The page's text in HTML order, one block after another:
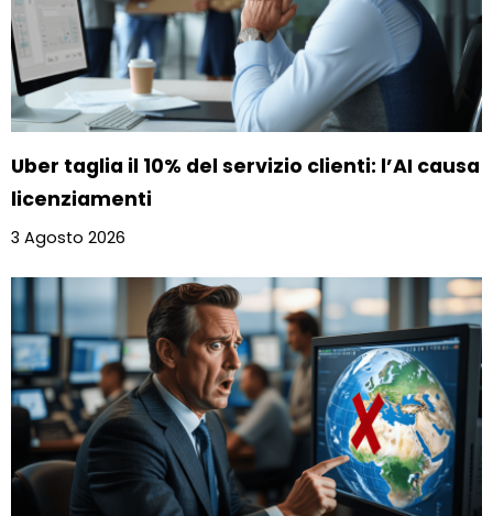
Uber taglia il 10% del servizio clienti: l’AI causa
licenziamenti
3 Agosto 2026